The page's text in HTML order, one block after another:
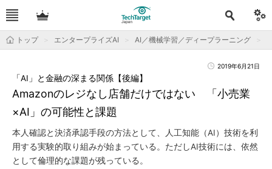
トップ エンタープライズAI AI／機械学習／ディープラーニング
2019年6月21日
Amazonのレジなし店舗だけではない 「小売業
×AI」の可能性と課題
「AI」と金融の深まる関係【後編】
本人確認と決済承認手段の方法として、人工知能（AI）技術を利
用する実験的取り組みが始まっている。ただしAI技術には、依然
として倫理的な課題が残っている。